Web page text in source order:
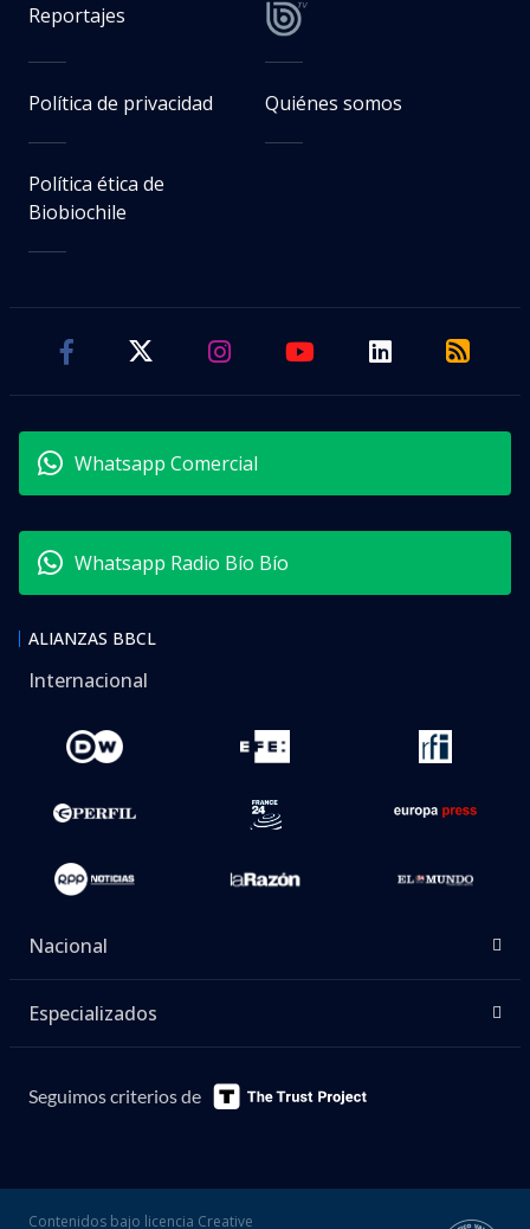
Reportajes
Política de privacidad Quiénes somos
Política ética de
Biobiochile
Whatsapp Comercial
Whatsapp Radio Bío Bío
ALIANZAS BBCL
Internacional
Nacional
Especializados
Seguimos criterios de
Contenidos bajo licencia Creative